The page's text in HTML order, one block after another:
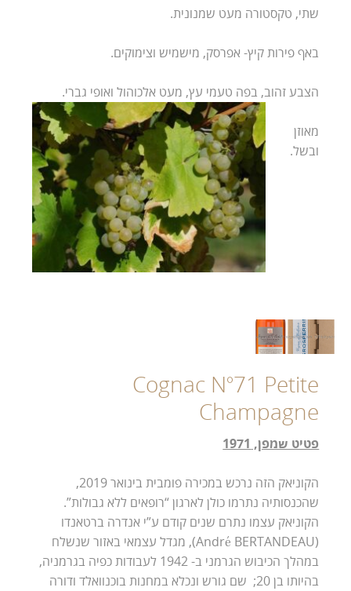
שתי, טקסטורה מעט שמנונית.
באף פירות קיץ- אפרסק, מישמיש וצימוקים.
הצבע זהוב, בפה טעמי עץ, מעט אלכוהול ואופי גברי.
מאוזן
ובשל.
Cognac N°71 Petite
Champagne
פטיט שמפן, 1971
הקוניאק הזה נרכש במכירה פומבית בינואר 2019,
שהכנסותיה נתרמו כולן לארגון “רופאים ללא גבולות”.
הקוניאק עצמו נתרם שנים קודם ע”י אנדרה ברטאנדו
(André BERTANDEAU), מגדל עצמאי באזור שנשלח
במהלך הכיבוש הגרמני ב- 1942 לעבודות כפיה בגרמניה,
בהיותו בן 20; שם גורש ונכלא במחנות בוכנוואלד ודורה